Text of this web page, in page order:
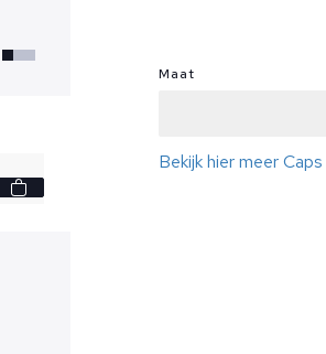
-
Maat
Bekijk hier meer